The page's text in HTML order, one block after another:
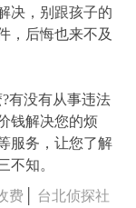
决，别跟孩子的
，后悔也来不及
有没有从事违法
钱解决您的烦
服务，让您了解
不知。
费
台北侦探社